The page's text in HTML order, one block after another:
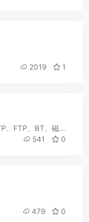
2019 1
一款全能的下载工具，支持下载 HTTP、FTP、BT、磁力链、百度网盘等资源。
541 0
479 0